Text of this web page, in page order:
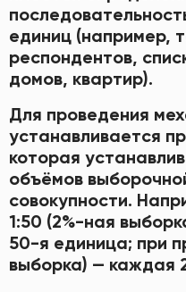
единиц (например,
респондентов,
домов, квартир).
Для проведения
устанавливается
которая
объёмов
совокупности.
1:50 (2%-ная
50-я единица; при
выборка) — каждая